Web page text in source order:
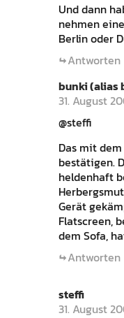
Und dann
nehmen
Berlin oder
Antworten
bunki (alias
31. August
@steffi
Das mit
bestätigen.
heldenhaft
Gerät
Flatscreen,
dem Sofa,
Antworten
steffi
31. August